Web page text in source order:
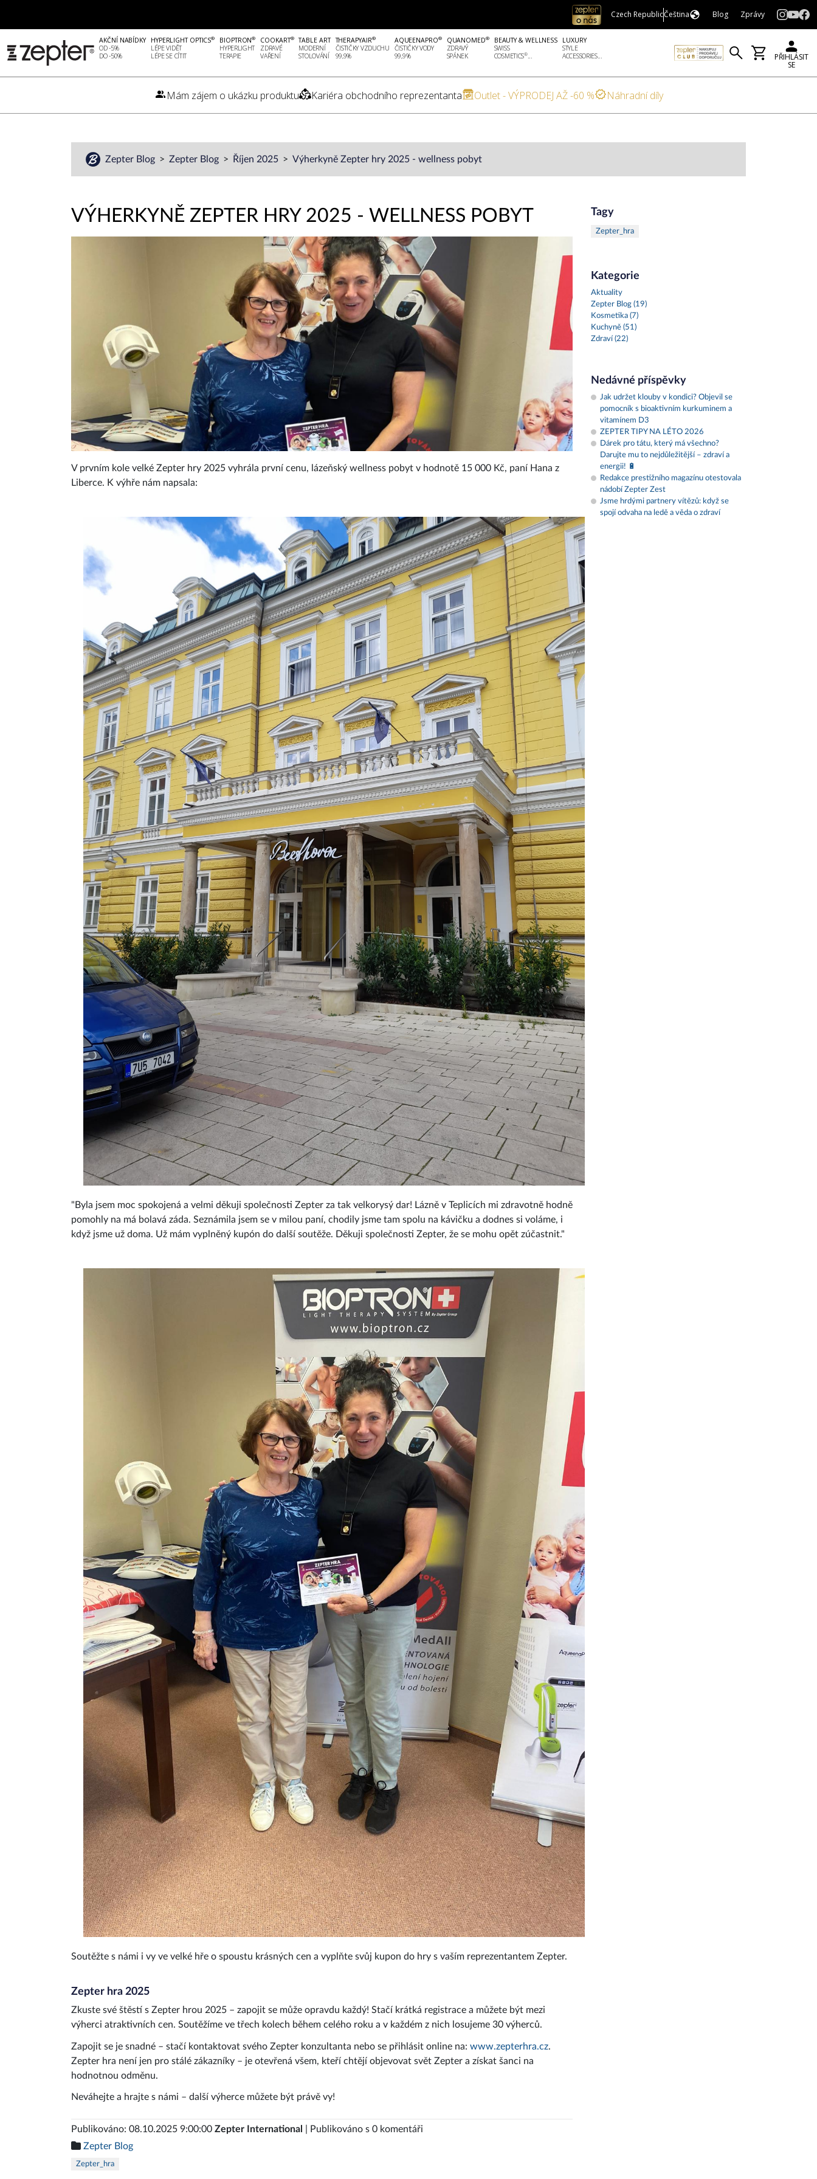
Czech RepublicČeština Blog Zprávy
AKČNÍ NABÍDKY
OD -5%
DO -50%
HYPERLIGHT OPTICS®
LÉPE VIDĚT
LÉPE SE CÍTIT
BIOPTRON®
HYPERLIGHT
TERAPIE
COOKART®
ZDRAVÉ
VAŘENÍ
TABLE ART
MODERNÍ
STOLOVÁNÍ
THERAPYAIR®
ČISTIČKY VZDUCHU
99,9%
AQUEENAPRO®
ČISTIČKY VODY
99,9%
QUANOMED®
ZDRAVÝ
SPÁNEK
BEAUTY & WELLNESS
SWISS
COSMETICS®...
LUXURY
STYLE
ACCESSORIES...
PŘIHLÁSIT
SE
Mám zájem o ukázku produktu Kariéra obchodního reprezentanta Outlet - VÝPRODEJ AŽ -60 % Náhradní díly
Zepter Blog Zepter Blog Říjen 2025 Výherkyně Zepter hry 2025 - wellness pobyt
VÝHERKYNĚ ZEPTER HRY 2025 - WELLNESS POBYT
V prvním kole velké Zepter hry 2025 vyhrála první cenu, lázeňský wellness pobyt v hodnotě 15 000 Kč, paní Hana z
Liberce. K výhře nám napsala:
"Byla jsem moc spokojená a velmi děkuji společnosti Zepter za tak velkorysý dar! Lázně v Teplicích mi zdravotně hodně
pomohly na má bolavá záda. Seznámila jsem se v milou paní, chodily jsme tam spolu na kávičku a dodnes si voláme, i
když jsme už doma. Už mám vyplněný kupón do další soutěže. Děkuji společnosti Zepter, že se mohu opět zúčastnit."
Soutěžte s námi i vy ve velké hře o spoustu krásných cen a vyplňte svůj kupon do hry s vaším reprezentantem Zepter.
Zepter hra 2025
Zkuste své štěstí s Zepter hrou 2025 – zapojit se může opravdu každý! Stačí krátká registrace a můžete být mezi
výherci atraktivních cen. Soutěžíme ve třech kolech během celého roku a v každém z nich losujeme 30 výherců.
Zapojit se je snadné – stačí kontaktovat svého Zepter konzultanta nebo se přihlásit online na: www.zepterhra.cz.
Zepter hra není jen pro stálé zákazníky – je otevřená všem, kteří chtějí objevovat svět Zepter a získat šanci na
hodnotnou odměnu.
Neváhejte a hrajte s námi – další výherce můžete být právě vy!
Publikováno: 08.10.2025 9:00:00 Zepter International
| Publikováno s 0 komentáři
Zepter Blog
Zepter_hra
Tagy
Zepter_hra
Kategorie
Aktuality
Zepter Blog (19)
Kosmetika (7)
Kuchyně (51)
Zdraví (22)
Nedávné příspěvky
Jak udržet klouby v kondici? Objevil se
pomocník s bioaktivním kurkuminem a
vitamínem D3
ZEPTER TIPY NA LÉTO 2026
Dárek pro tátu, který má všechno?
Darujte mu to nejdůležitější – zdraví a
energii! 🔋
Redakce prestižního magazínu otestovala
nádobí Zepter Zest
Jsme hrdými partnery vítězů: když se
spojí odvaha na ledě a věda o zdraví